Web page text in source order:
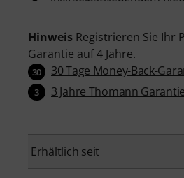
Hinweis Registrieren Sie Ihr
Garantie auf 4 Jahre.
30 30 Tage Money-Back-
3 3 Jahre Thomann Garantie
Erhältlich seit